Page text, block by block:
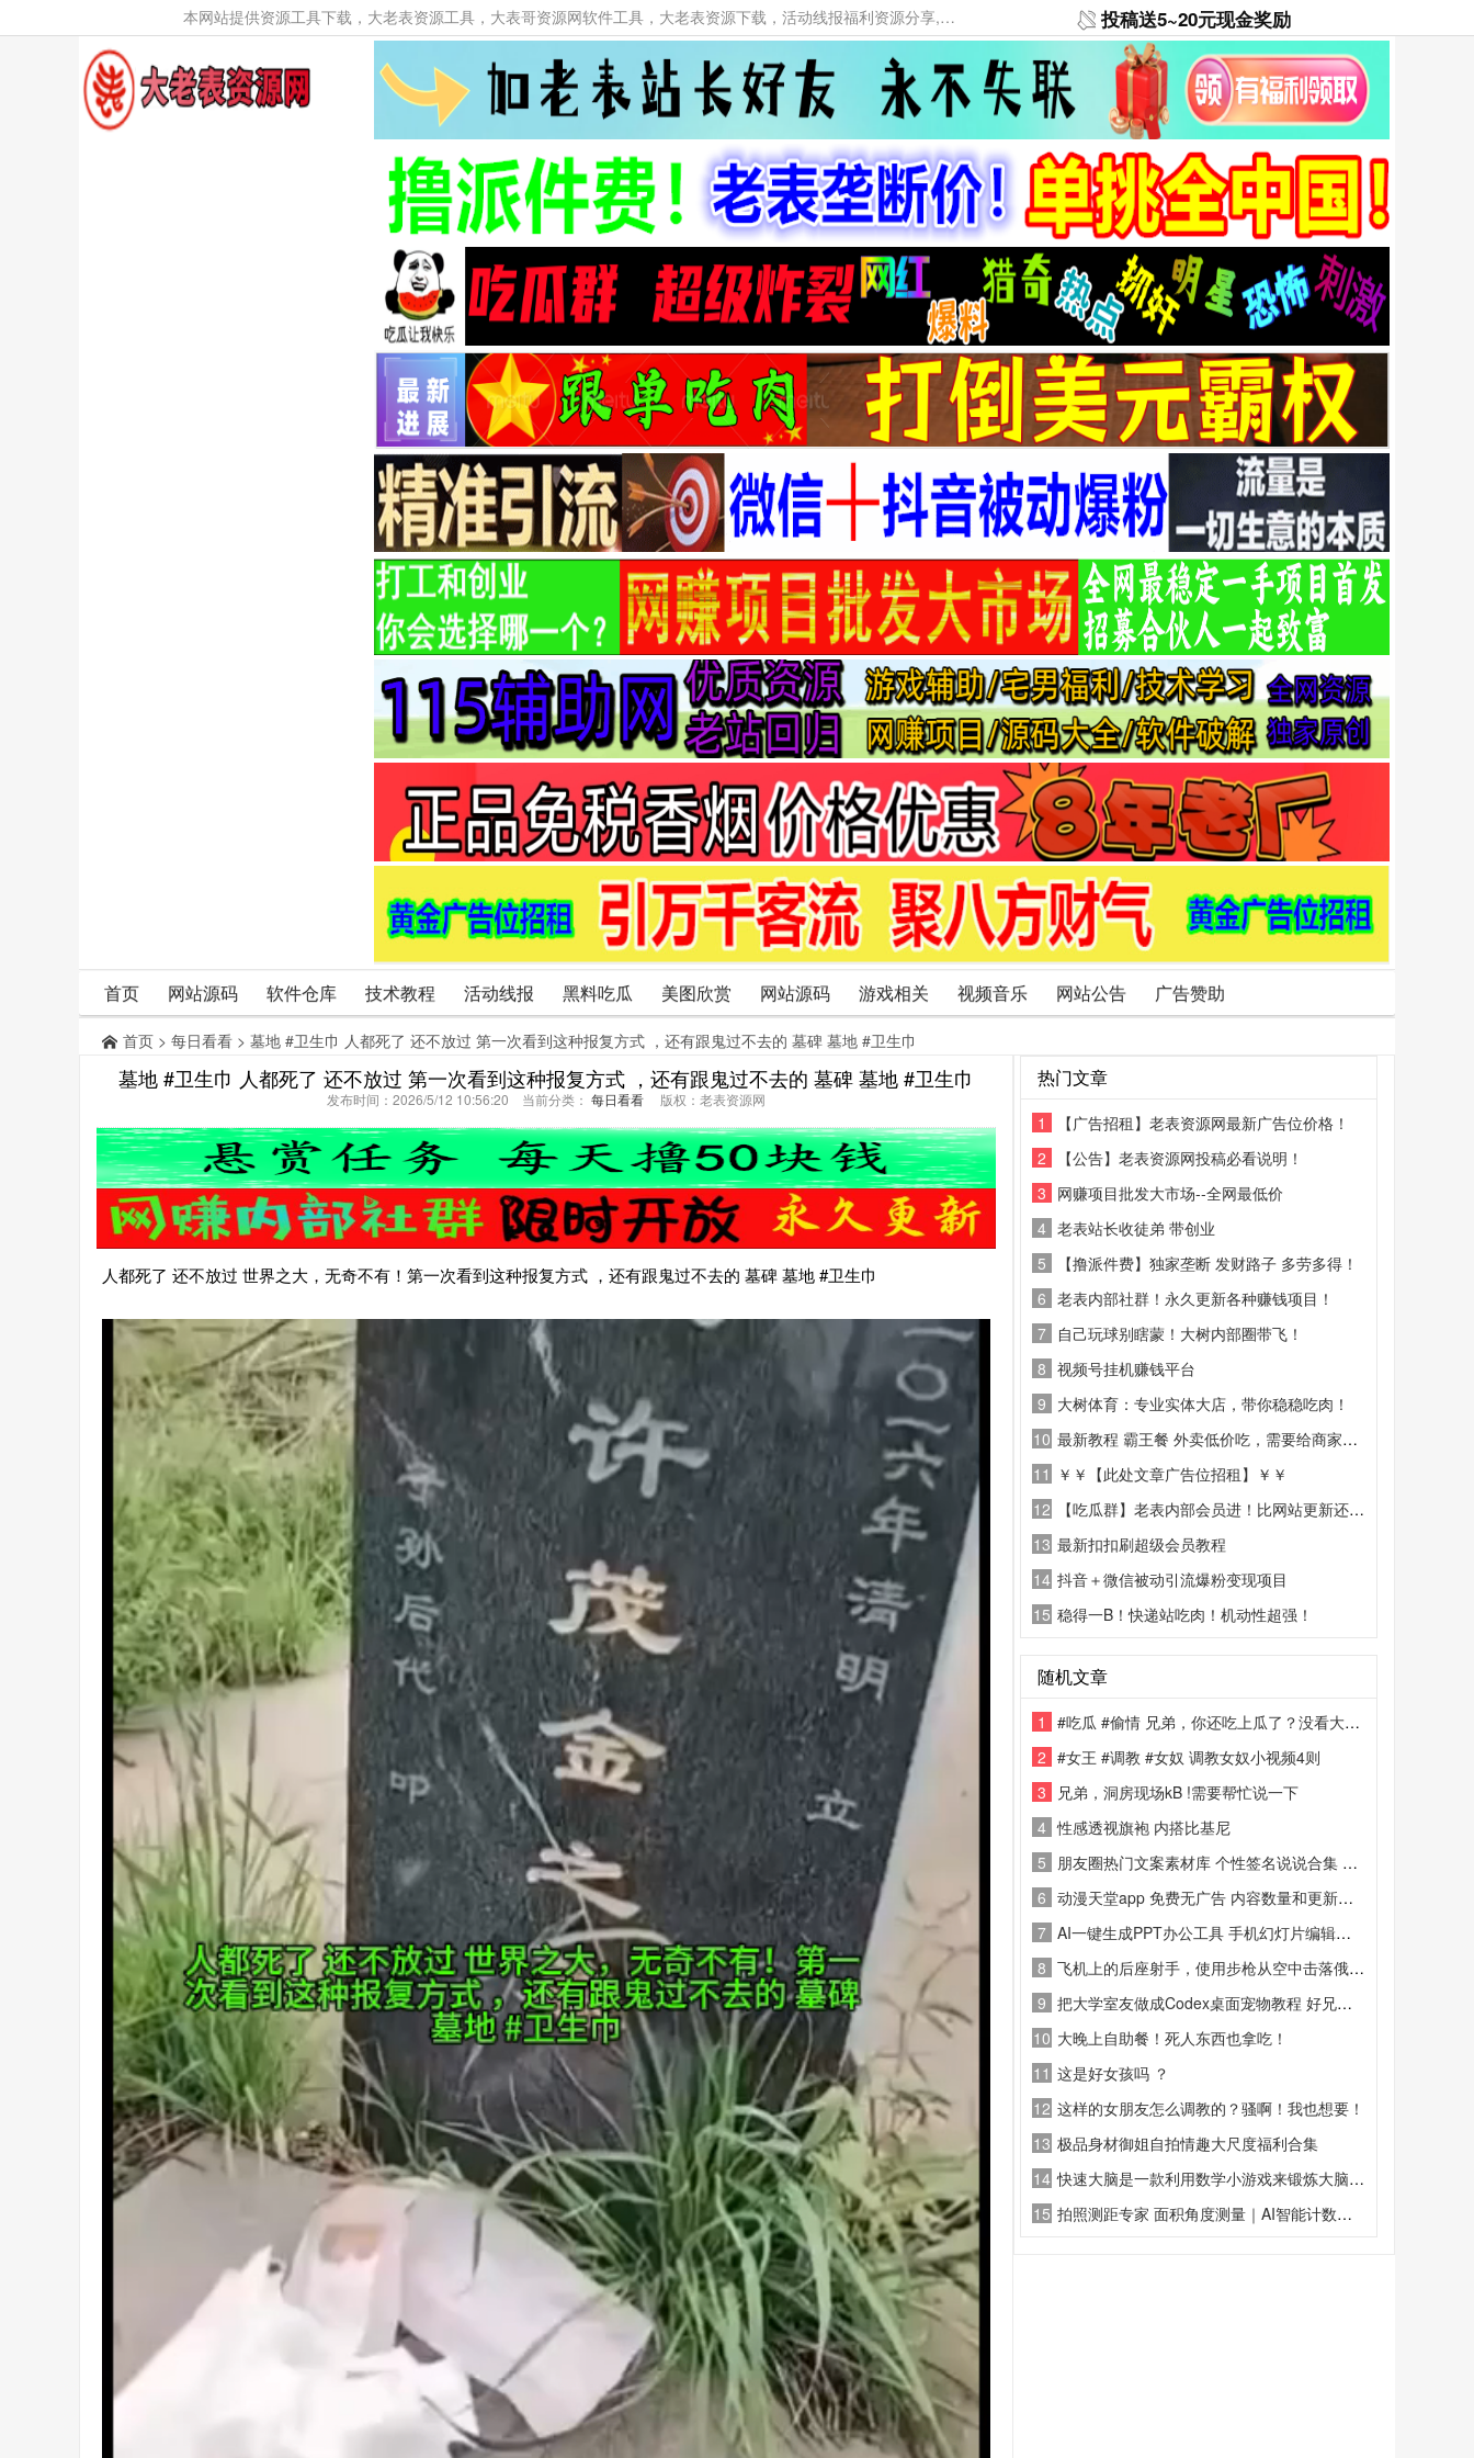
本网站提供资源工具下载，大老表资源工具，大表哥资源网软件工具，大老表资源下载，活动线报福利资源分享,活动线报，大型网游经典游戏，网络热门技术游戏辅助交流与分享。 投稿送5~20元现金奖励
首页 网站源码 软件仓库 技术教程 活动线报 黑料吃瓜 美图欣赏 网站源码 游戏相关 视频音乐 网站公告 广告赞助
首页 > 每日看看 > 墓地 #卫生巾 人都死了 还不放过 第一次看到这种报复方式 ，还有跟鬼过不去的 墓碑 墓地 #卫生巾
墓地 #卫生巾 人都死了 还不放过 第一次看到这种报复方式 ，还有跟鬼过不去的 墓碑 墓地 #卫生巾
发布时间：2026/5/12 10:56:20 当前分类： 每日看看 版权：老表资源网
人都死了 还不放过 世界之大，无奇不有！第一次看到这种报复方式 ，还有跟鬼过不去的 墓碑 墓地 #卫生巾
热门文章
1
【广告招租】老表资源网最新广告位价格！
2
【公告】老表资源网投稿必看说明！
3 网赚项目批发大市场--全网最低价
4 老表站长收徒弟 带创业
5
【撸派件费】独家垄断 发财路子 多劳多得！
6 老表内部社群！永久更新各种赚钱项目！
7 自己玩球别瞎蒙！大树内部圈带飞！
8 视频号挂机赚钱平台
9 大树体育：专业实体大店，带你稳稳吃肉！
10 最新教程 霸王餐 外卖低价吃，需要给商家好评
11 ￥￥【此处文章广告位招租】￥￥
12
【吃瓜群】老表内部会员进！比网站更新还精彩！
13 最新扣扣刷超级会员教程
14 抖音＋微信被动引流爆粉变现项目
15 稳得一B！快递站吃肉！机动性超强！
随机文章
1
#吃瓜 #偷情 兄弟，你还吃上瓜了？没看大家都看你家呢吗？
2 #女王 #调教 #女奴 调教女奴小视频4则
3
兄弟，洞房现场kB !需要帮忙说一下
4 性感透视旗袍 内搭比基尼
5 朋友圈热门文案素材库 个性签名说说合集 微商发圈语录工具
6 动漫天堂app 免费无广告 内容数量和更新速度顶级
7 AI一键生成PPT办公工具 手机幻灯片编辑神器 海量多场景模板软件[顶!]
8 飞机上的后座射手，使用步枪从空中击落俄罗斯发射的 “沙赫德”（Shahed）攻击无人机
9 把大学室友做成Codex桌面宠物教程 好兄弟，一辈子 窝操
10 大晚上自助餐！死人东西也拿吃！
11 这是好女孩吗 ？
12 这样的女朋友怎么调教的？骚啊！我也想要！
13 极品身材御姐自拍情趣大尺度福利合集
14 快速大脑是一款利用数学小游戏来锻炼大脑，通过快速锻炼，来提升大脑灵活程度
15 拍照测距专家 面积角度测量｜AI智能计数｜随身精密工具箱